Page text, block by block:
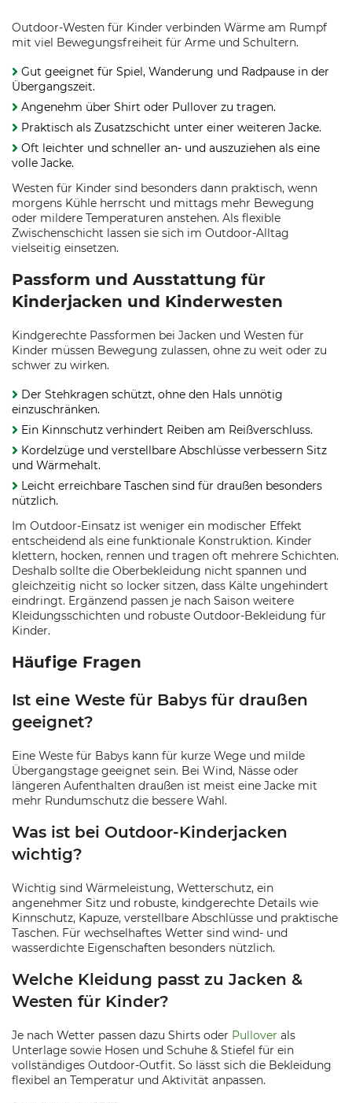
Outdoor-Westen für Kinder verbinden Wärme am Rumpf
mit viel Bewegungsfreiheit für Arme und Schultern.
Gut geeignet für Spiel, Wanderung und Radpause in der
Übergangszeit.
Angenehm über Shirt oder Pullover zu tragen.
Praktisch als Zusatzschicht unter einer weiteren Jacke.
Oft leichter und schneller an- und auszuziehen als eine
volle Jacke.
Westen für Kinder sind besonders dann praktisch, wenn
morgens Kühle herrscht und mittags mehr Bewegung
oder mildere Temperaturen anstehen. Als flexible
Zwischenschicht lassen sie sich im Outdoor-Alltag
vielseitig einsetzen.
Passform und Ausstattung für
Kinderjacken und Kinderwesten
Kindgerechte Passformen bei Jacken und Westen für
Kinder müssen Bewegung zulassen, ohne zu weit oder zu
schwer zu wirken.
Der Stehkragen schützt, ohne den Hals unnötig
einzuschränken.
Ein Kinnschutz verhindert Reiben am Reißverschluss.
Kordelzüge und verstellbare Abschlüsse verbessern Sitz
und Wärmehalt.
Leicht erreichbare Taschen sind für draußen besonders
nützlich.
Im Outdoor-Einsatz ist weniger ein modischer Effekt
entscheidend als eine funktionale Konstruktion. Kinder
klettern, hocken, rennen und tragen oft mehrere Schichten.
Deshalb sollte die Oberbekleidung nicht spannen und
gleichzeitig nicht so locker sitzen, dass Kälte ungehindert
eindringt. Ergänzend passen je nach Saison weitere
Kleidungsschichten und robuste Outdoor-Bekleidung für
Kinder.
Häufige Fragen
Ist eine Weste für Babys für draußen
geeignet?
Eine Weste für Babys kann für kurze Wege und milde
Übergangstage geeignet sein. Bei Wind, Nässe oder
längeren Aufenthalten draußen ist meist eine Jacke mit
mehr Rundumschutz die bessere Wahl.
Was ist bei Outdoor-Kinderjacken
wichtig?
Wichtig sind Wärmeleistung, Wetterschutz, ein
angenehmer Sitz und robuste, kindgerechte Details wie
Kinnschutz, Kapuze, verstellbare Abschlüsse und praktische
Taschen. Für wechselhaftes Wetter sind wind- und
wasserdichte Eigenschaften besonders nützlich.
Welche Kleidung passt zu Jacken &
Westen für Kinder?
Je nach Wetter passen dazu Shirts oder Pullover als
Unterlage sowie Hosen und Schuhe & Stiefel für ein
vollständiges Outdoor-Outfit. So lässt sich die Bekleidung
flexibel an Temperatur und Aktivität anpassen.